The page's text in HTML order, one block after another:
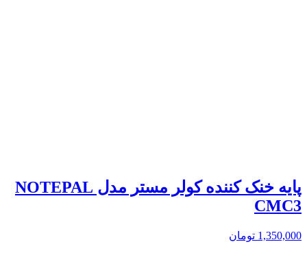
پایه خنک کننده کولر مستر مدل NOTEPAL
CMC3
1,350,000 تومان